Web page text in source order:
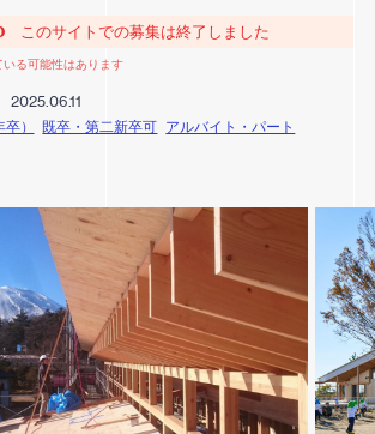
このサイトでの募集は終了しました
る可能性はあります
2025.06.11
）
既卒・第二新卒可 アルバイト・パート